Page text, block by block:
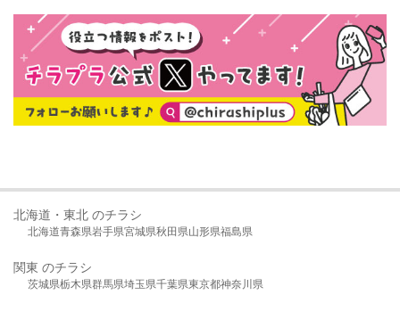
北海道・東北 のチラシ
北海道青森県岩手県宮城県秋田県山形県福島県
関東 のチラシ
茨城県栃木県群馬県埼玉県千葉県東京都神奈川県